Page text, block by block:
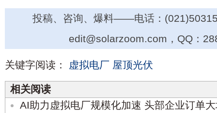
投稿、咨询、爆料——电话：
edit@solarzoom.com，QQ：
关键字阅读： 虚拟电厂 屋顶光伏
相关阅读
AI助力虚拟电厂规模化加速 头部企业订单